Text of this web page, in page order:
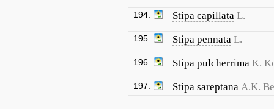
194. Stipa capillata L.
195. Stipa pennata L.
196. Stipa pulcherrima K.
197. Stipa sareptana A.K.